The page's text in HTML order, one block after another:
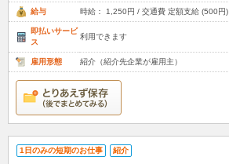
給与 時給： 1,250円 / 交通費 定額支給 (500円)
即払いサービ
ス
利用できます
雇用形態 紹介（紹介先企業が雇用主）
1日のみの短期のお仕事 紹介